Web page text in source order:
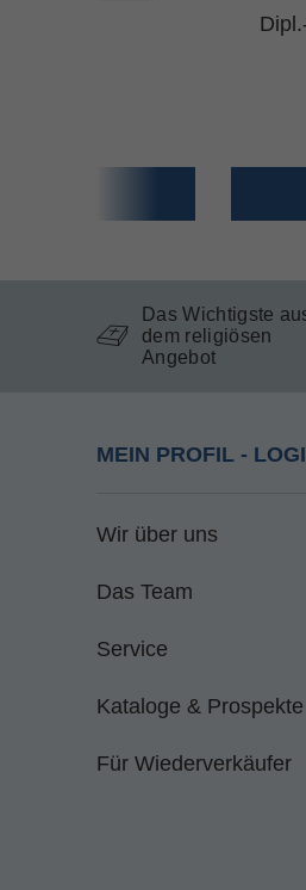
Das Wichtigste
dem religiösen
Angebot
MEIN PROFIL -
Wir über uns
Das Team
Service
Kataloge & Prospekte
Für Wiederverkäufer